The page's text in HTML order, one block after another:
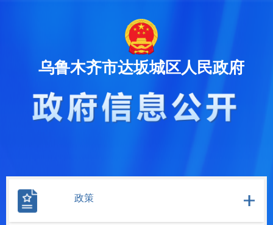
乌鲁木齐市达坂城区人民政府
政策